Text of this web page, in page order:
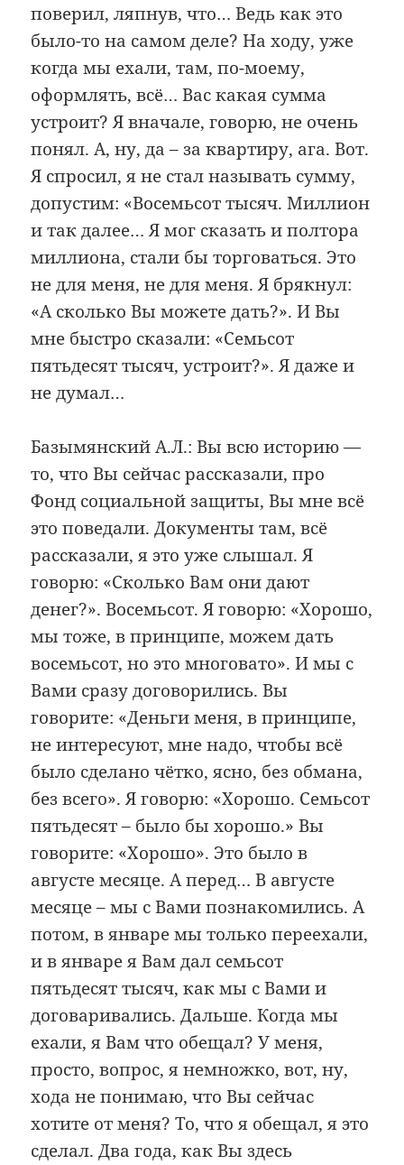
поверил, ляпнув, что… Ведь как это
было-то на самом деле? На ходу, уже
когда мы ехали, там, по-моему,
оформлять, всё… Вас какая сумма
устроит? Я вначале, говорю, не очень
понял. А, ну, да – за квартиру, ага. Вот.
Я спросил, я не стал называть сумму,
допустим: «Восемьсот тысяч. Миллион
и так далее… Я мог сказать и полтора
миллиона, стали бы торговаться. Это
не для меня, не для меня. Я брякнул:
«А сколько Вы можете дать?». И Вы
мне быстро сказали: «Семьсот
пятьдесят тысяч, устроит?». Я даже и
не думал…
Базымянский А.Л.: Вы всю историю —
то, что Вы сейчас рассказали, про
Фонд социальной защиты, Вы мне всё
это поведали. Документы там, всё
рассказали, я это уже слышал. Я
говорю: «Сколько Вам они дают
денег?». Восемьсот. Я говорю: «Хорошо,
мы тоже, в принципе, можем дать
восемьсот, но это многовато». И мы с
Вами сразу договорились. Вы
говорите: «Деньги меня, в принципе,
не интересуют, мне надо, чтобы всё
было сделано чётко, ясно, без обмана,
без всего». Я говорю: «Хорошо. Семьсот
пятьдесят – было бы хорошо.» Вы
говорите: «Хорошо». Это было в
августе месяце. А перед… В августе
месяце – мы с Вами познакомились. А
потом, в январе мы только переехали,
и в январе я Вам дал семьсот
пятьдесят тысяч, как мы с Вами и
договаривались. Дальше. Когда мы
ехали, я Вам что обещал? У меня,
просто, вопрос, я немножко, вот, ну,
хода не понимаю, что Вы сейчас
хотите от меня? То, что я обещал, я это
сделал. Два года, как Вы здесь